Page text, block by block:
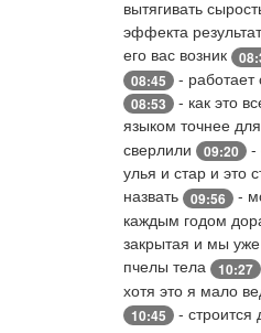
вытягивать
эффекта
его вас возник
08:45 - работает
08:53 - как это
языком точнее
сверлили
09:20 -
улья и стар и это
назвать
09:56 -
каждым годом
закрытая и мы уже
пчелы тела
10:27
хотя это я мало
10:45 - строится